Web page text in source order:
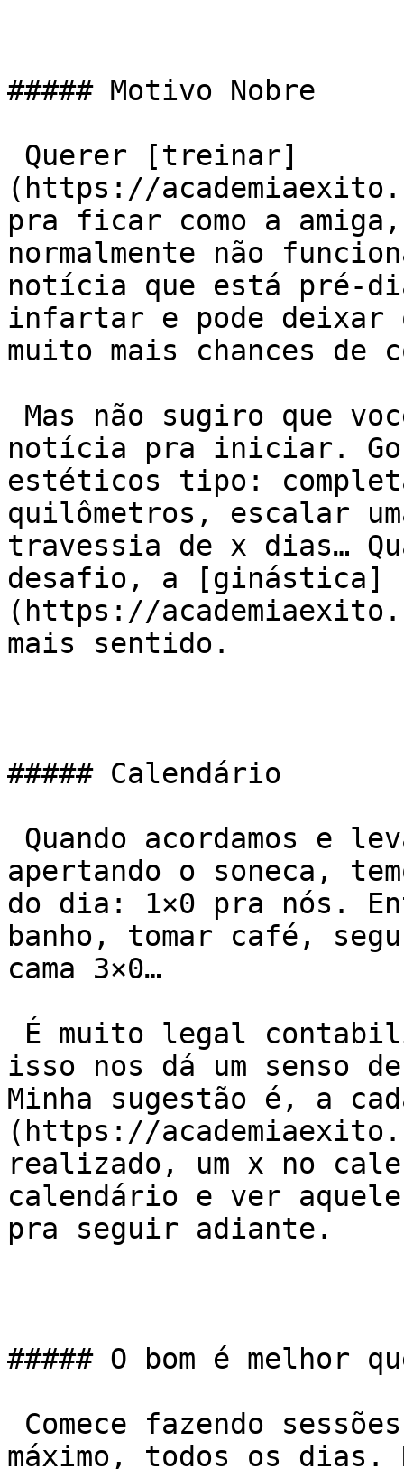
##### Motivo Nobre
(https://
pra ficar como a
normalmente não
notícia que está pré-
infartar e pode deixar
muito mais chances de
notícia pra iniciar.
estéticos tipo:
quilômetros, escalar
travessia de x dias…
desafio, a [ginástica]
(https://
mais sentido.
##### Calendário
apertando o soneca,
do dia: 1×0 pra nós.
banho, tomar café,
cama 3×0…
isso nos dá um senso
Minha sugestão é, a
(https://
realizado, um x no
calendário e ver
pra seguir adiante.
##### O bom é melhor
máximo, todos os